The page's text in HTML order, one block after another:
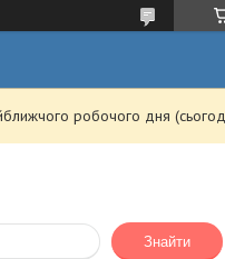
робочого дня
Знайти